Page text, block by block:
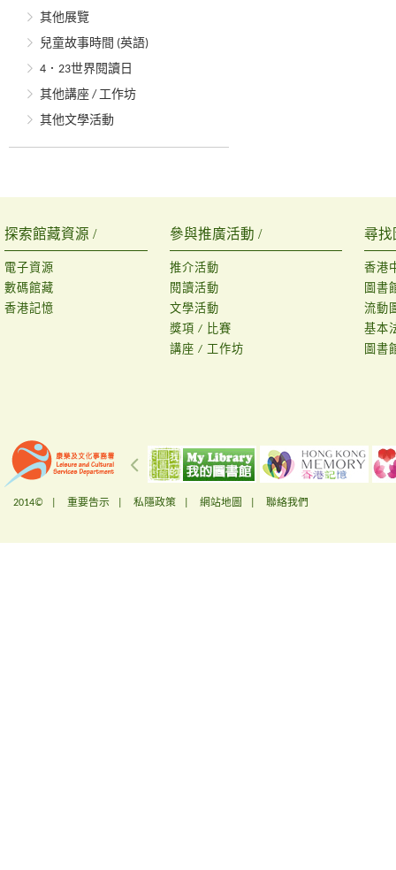
其他展覽
兒童故事時間 (英語)
4．23世界閱讀日
其他講座 / 工作坊
其他文學活動
探索館藏資源 /
電子資源
數碼館藏
香港記憶
參與推廣活動 /
推介活動
閱讀活動
文學活動
獎項 / 比賽
講座 / 工作坊
尋找
香港
圖書
流動
基本
圖書
2014© | 重要告示 私隱政策 網站地圖 聯絡我們